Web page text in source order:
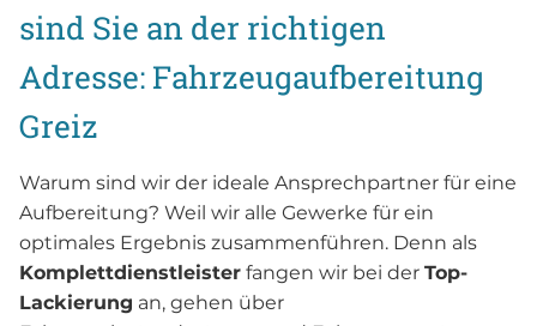
sind Sie an der richtigen
Adresse: Fahrzeugaufbereitung
Greiz
Warum sind wir der ideale Ansprechpartner für eine
Aufbereitung? Weil wir alle Gewerke für ein
optimales Ergebnis zusammenführen. Denn als
Komplettdienstleister fangen wir bei der Top-
Lackierung an, gehen über